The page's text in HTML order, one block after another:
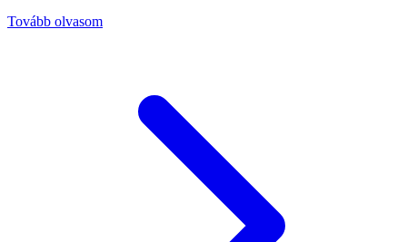
Tovább olvasom